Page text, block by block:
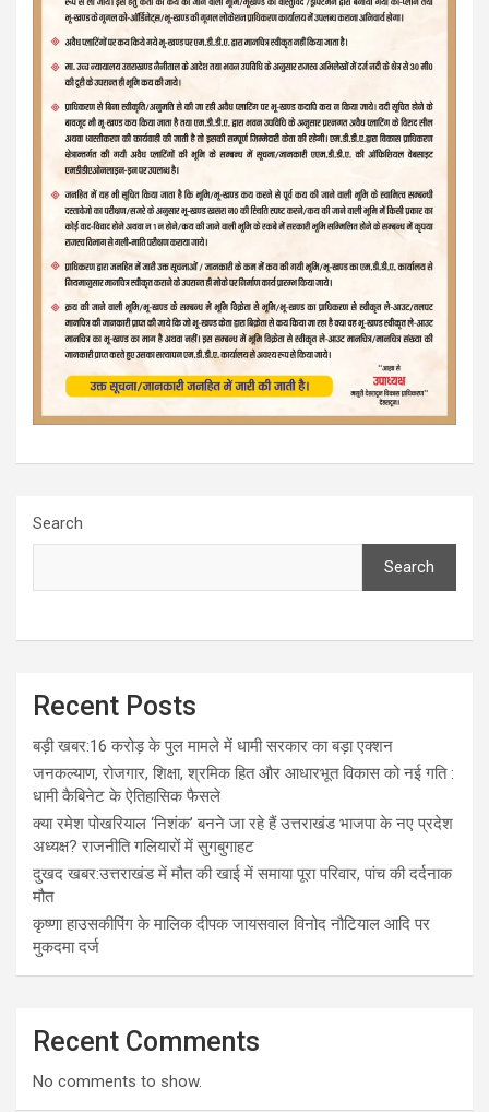
Search
Search
Recent Posts
बड़ी खबर:16 करोड़ के पुल मामले में धामी सरकार का बड़ा एक्शन
जनकल्याण, रोजगार, शिक्षा, श्रमिक हित और आधारभूत विकास को नई गति :
धामी कैबिनेट के ऐतिहासिक फैसले
क्या रमेश पोखरियाल ‘निशंक’ बनने जा रहे हैं उत्तराखंड भाजपा के नए प्रदेश
अध्यक्ष? राजनीति गलियारों में सुगबुगाहट
दुखद खबर:उत्तराखंड में मौत की खाई में समाया पूरा परिवार, पांच की दर्दनाक
मौत
कृष्णा हाउसकीपिंग के मालिक दीपक जायसवाल विनोद नौटियाल आदि पर
मुकदमा दर्ज
Recent Comments
No comments to show.